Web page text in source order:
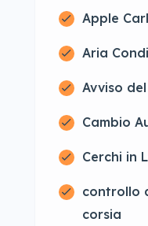
Apple
Aria
Avviso
Cambio
Cerchi in
controllo
corsia